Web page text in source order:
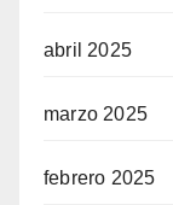
abril 2025
marzo 2025
febrero 2025